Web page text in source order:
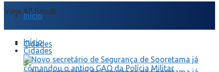
View All Result
Início
Cidades
Início
Cidades